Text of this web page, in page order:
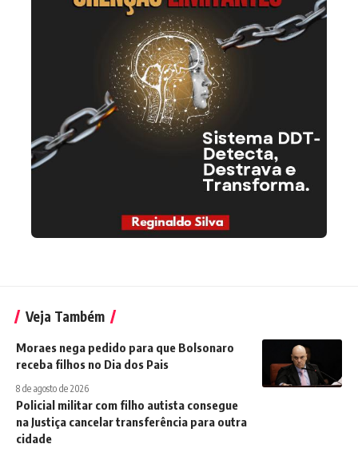
Veja Também
Moraes nega pedido para que Bolsonaro
receba filhos no Dia dos Pais
8 de agosto de 2026
Policial militar com filho autista consegue
na Justiça cancelar transferência para outra
cidade